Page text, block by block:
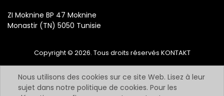
ZI Moknine BP 47 Moknine
Monastir (TN) 5050 Tunisie
Copyright © 2026. Tous droits réservés KONTAKT
Nous utilisons des cookies sur ce site Web. Lisez à leur
sujet dans notre politique de cookies. Pour les